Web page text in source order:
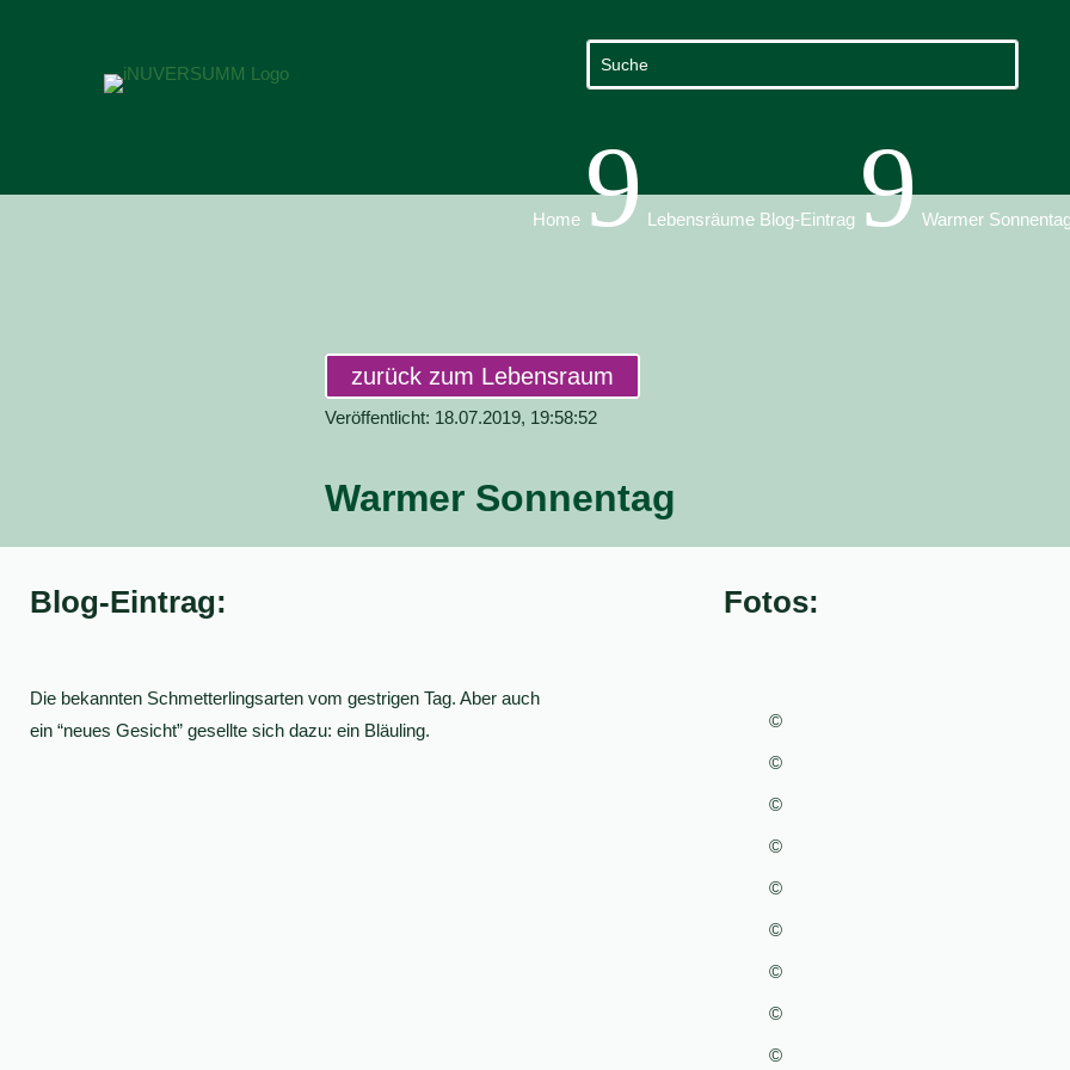
Home 9 Lebensräume Blog-Eintrag 9 Warmer
zurück zum Lebensraum
Veröffentlicht: 18.07.2019, 19:58:52
Warmer Sonnentag
Blog-Eintrag:
Die bekannten Schmetterlingsarten vom gestrigen Tag. Aber auch
ein “neues Gesicht” gesellte sich dazu: ein Bläuling.
Fotos:
©
©
©
©
©
©
©
©
©